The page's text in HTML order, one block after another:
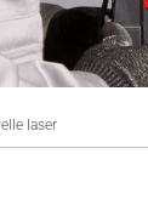
laser